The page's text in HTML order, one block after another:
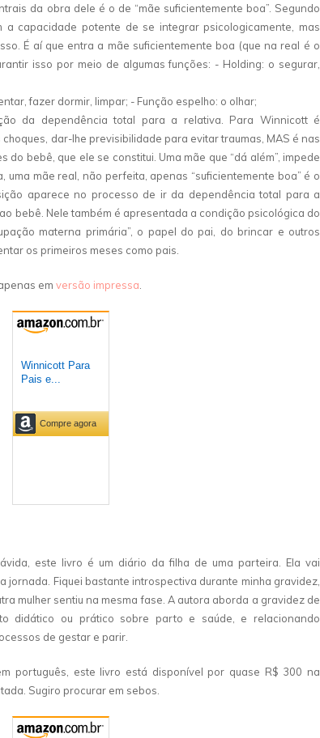
da obra dele é o de “mãe suficientemente boa”. Segundo
capacidade potente de se integrar psicologicamente, mas
É aí que entra a mãe suficientemente boa (que na real é o
isso por meio de algumas funções: - Holding: o segurar,
fazer dormir, limpar; - Função espelho: o olhar;
da dependência total para a relativa. Para Winnicott é
dar-lhe previsibilidade para evitar traumas, MAS é nas
do bebê, que ele se constitui. Uma mãe que “dá além”, impede
uma mãe real, não perfeita, apenas “suficientemente boa” é o
aparece no processo de ir da dependência total para a
bebê. Nele também é apresentada a condição psicológica do
materna primária”, o papel do pai, do brincar e outros
os primeiros meses como pais.
em versão impressa
este livro é um diário da filha de uma parteira. Ela vai
jornada. Fiquei bastante introspectiva durante minha gravidez,
mulher sentiu na mesma fase. A autora aborda a gravidez de
didático ou prático sobre parto e saúde, e relacionando
de gestar e parir.
português, este livro está disponível por quase R$ 300 na
Sugiro procurar em sebos.